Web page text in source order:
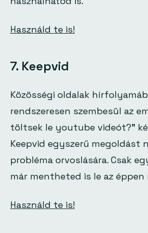
Használd te is!
7. Keepvid
Közösségi oldalak
rendszeresen szembesül az
töltsek le youtube videót?”
Keepvid egyszerű megoldást
probléma orvoslására. Csak
már mentheted is le az
Használd te is!